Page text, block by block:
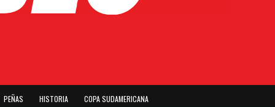
PEÑAS HISTORIA COPA SUDAMERICANA